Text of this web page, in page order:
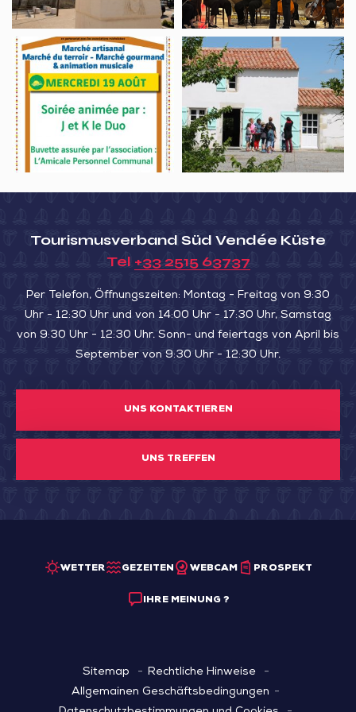
de
Luçon
Shkolnikova
Academy
Marché
semi-
nocturne
Festiv’Michelaise
Visite
guidée
de
la
Maison
du
Tourismusverband Süd Vendée Küste
Tel +33 2515 63737
Per Telefon, Öffnungszeiten: Montag - Freitag von 9:30
Uhr - 12:30 Uhr und von 14:00 Uhr - 17:30 Uhr, Samstag
von 9:30 Uhr - 12:30 Uhr. Sonn- und feiertags von April bis
September von 9:30 Uhr - 12:30 Uhr.
UNS KONTAKTIEREN
UNS TREFFEN
WETTER GEZEITEN WEBCAM PROSPEKT
IHRE MEINUNG ?
Sitemap
Rechtliche Hinweise
Allgemainen Geschäftsbedingungen